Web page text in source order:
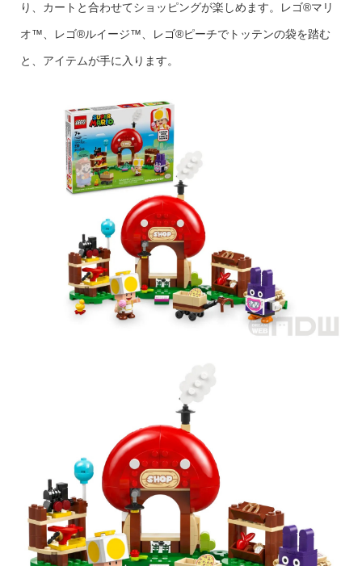
り、カートと合わせてショッピングが楽しめます。レゴ®マリ
オ™、レゴ®ルイージ™、レゴ®ピーチでトッテンの袋を踏む
と、アイテムが手に入ります。